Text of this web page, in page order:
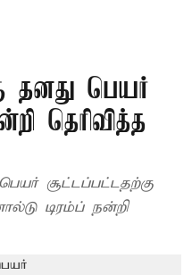
தனது பெயர்
தெரிவித்த
சூட்டப்பட்டதற்கு
டிரம்ப் நன்றி